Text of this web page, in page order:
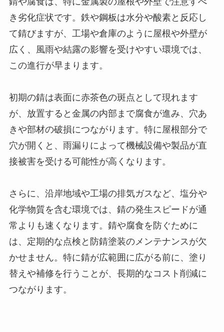
き劣化症状です。鉄や鋼板は水分や酸素と反応し
て錆びますが、工場や倉庫のように屋根や外壁が
広く、風雨や結露の影響を受けやすい環境では、
この進行が早まります。
初期の錆は表面に赤茶色の斑点として現れます
が、放置すると金属の内部まで腐食が進み、穴あ
きや部材の破損につながります。特に屋根部分で
穴が開くと、雨漏りによって機械設備や製品が直
接被害を受ける可能性が高くなります。
さらに、沿岸地域や工場の排気ガスなど、塩分や
化学物質を含む環境では、錆の発生スピードが通
常よりも速くなります。錆や腐食を防ぐために
は、定期的な点検と防錆塗装のメンテナンスが欠
かせません。特に錆が広範囲に広がる前に、塗り
替えや補修を行うことが、長期的なコスト削減に
つながります。